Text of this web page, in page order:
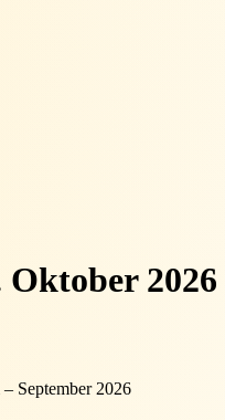
Oktober
– September 2026